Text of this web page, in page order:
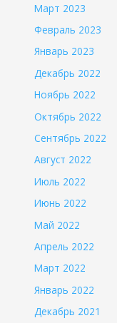
Март 2023
Февраль 2023
Январь 2023
Декабрь 2022
Ноябрь 2022
Октябрь 2022
Сентябрь 2022
Август 2022
Июль 2022
Июнь 2022
Май 2022
Апрель 2022
Март 2022
Январь 2022
Декабрь 2021